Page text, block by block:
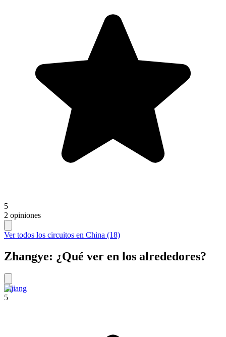
5
2 opiniones
Ver todos los circuitos en China (18)
Zhangye: ¿Qué ver en los alrededores?
Lijiang
5